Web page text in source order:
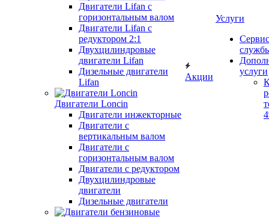
Двигатели Lifan с
горизонтальным валом
Двигатели Lifan с
редуктором 2:1
Двухцилиндровые
двигатели Lifan
Дизельные двигатели
Lifan
Двигатели Loncin
Двигатели инжекторные
Двигатели с
вертикальным валом
Двигатели с
горизонтальным валом
Двигатели с редуктором
Двухцилиндровые
двигатели
Дизельные двигатели
Акции
Услуги
услуги